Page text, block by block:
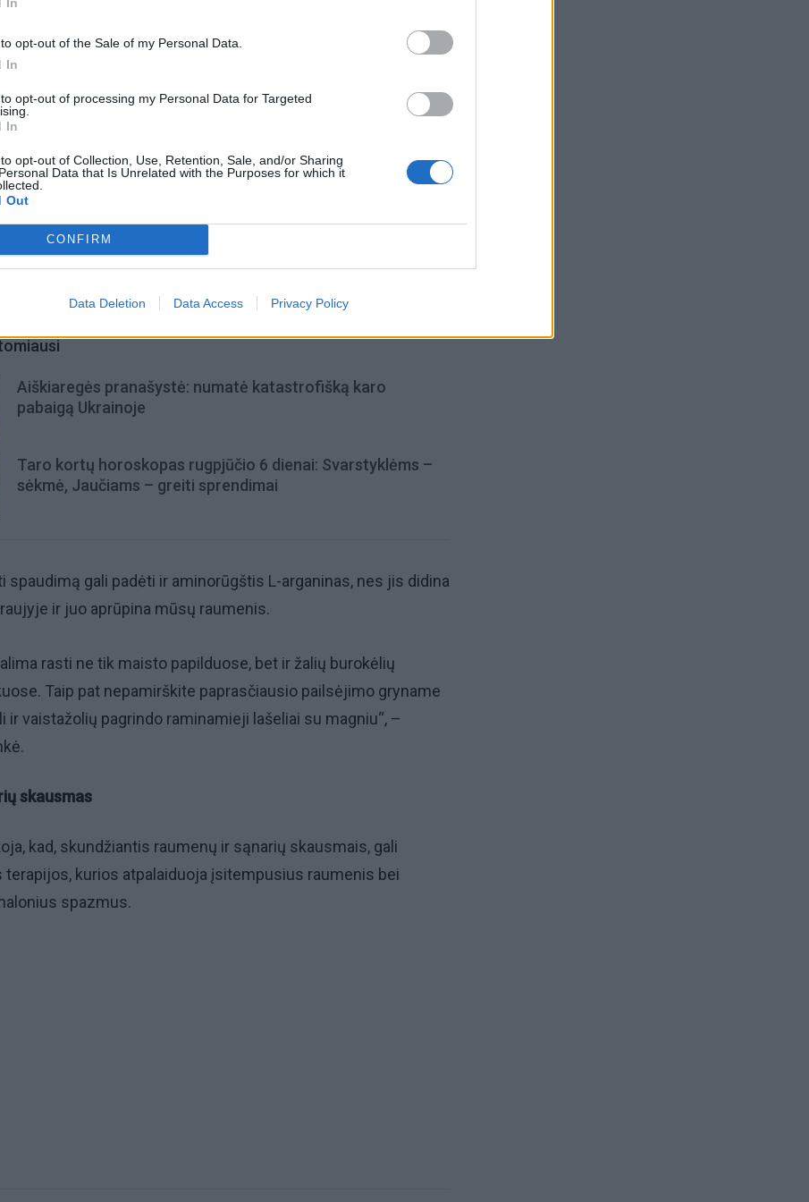
opt-out of the Sale of my Personal Data.
In
opt-out of processing my Personal Data for Targeted
In
opt-out of Collection, Use, Retention, Sale, and/or Sharing
Data that Is Unrelated with the Purposes for which it
Out
CONFIRM
Data Deletion Data Access Privacy Policy
Aiškiaregės pranašystė: numatė katastrofišką karo
pabaigą Ukrainoje
Taro kortų horoskopas rugpjūčio 6 dienai: Svarstyklėms –
sėkmė, Jaučiams – greiti sprendimai
spaudimą gali padėti ir aminorūgštis L-arganinas, nes jis didina
ir juo aprūpina mūsų raumenis.
rasti ne tik maisto papilduose, bet ir žalių burokėlių
Taip pat nepamirškite paprasčiausio pailsėjimo gryname
ir vaistažolių pagrindo raminamieji lašeliai su magniu“, –
skausmas
kad, skundžiantis raumenų ir sąnarių skausmais, gali
terapijos, kurios atpalaiduoja įsitempusius raumenis bei
spazmus.